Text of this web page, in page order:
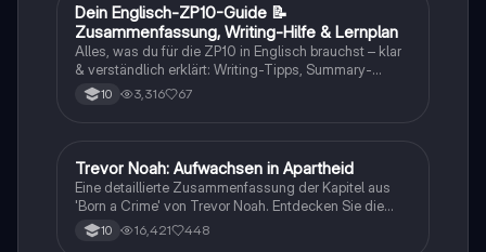
English mediation skills.
Englisch
Dein Englisch-ZP10-Guide 📝
Zusammenfassung, Writing-Hilfe & Lernplan
Alles, was du für die ZP10 in Englisch brauchst – klar
& verständlich erklärt: Writing-Tipps, Summary-
Aufbau, Hörverstehen, häufige Fehler & Vokabeln.
Perfekt zum Wiederholen vor der Prüfung! #ZP10
10 3,316 67
Englisch
Trevor Noah: Aufwachsen in Apartheid
Eine detaillierte Zusammenfassung der Kapitel aus
'Born a Crime' von Trevor Noah. Entdecken Sie die
Herausforderungen und Erfahrungen, die Trevor als
Kind einer gemischtrassigen Familie in Südafrika
10 16,421 448